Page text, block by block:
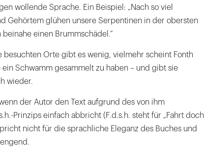
wollende Sprache. Ein Beispiel: „Nach so viel
Gehörtem glühen unsere Serpentinen in der obersten
beinahe einen Brummschädel.“
besuchten Orte gibt es wenig, vielmehr scheint Fonth
Schwamm gesammelt zu haben – und gibt sie
wieder.
der Autor den Text aufgrund des von ihm
Prinzips einfach abbricht (F.d.s.h. steht für „Fahrt doch
nicht für die sprachliche Eleganz des Buches und